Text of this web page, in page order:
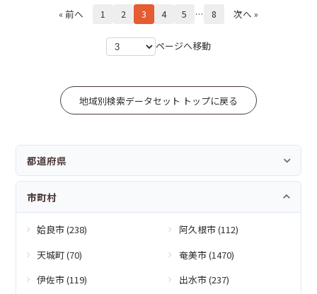
« 前へ 1 2 3 4 5 … 8 次へ »
ページへ移動
地域別検索データセット トップに戻る
都道府県
市町村
姶良市 (238)
阿久根市 (112)
天城町 (70)
奄美市 (1470)
伊佐市 (119)
出水市 (237)